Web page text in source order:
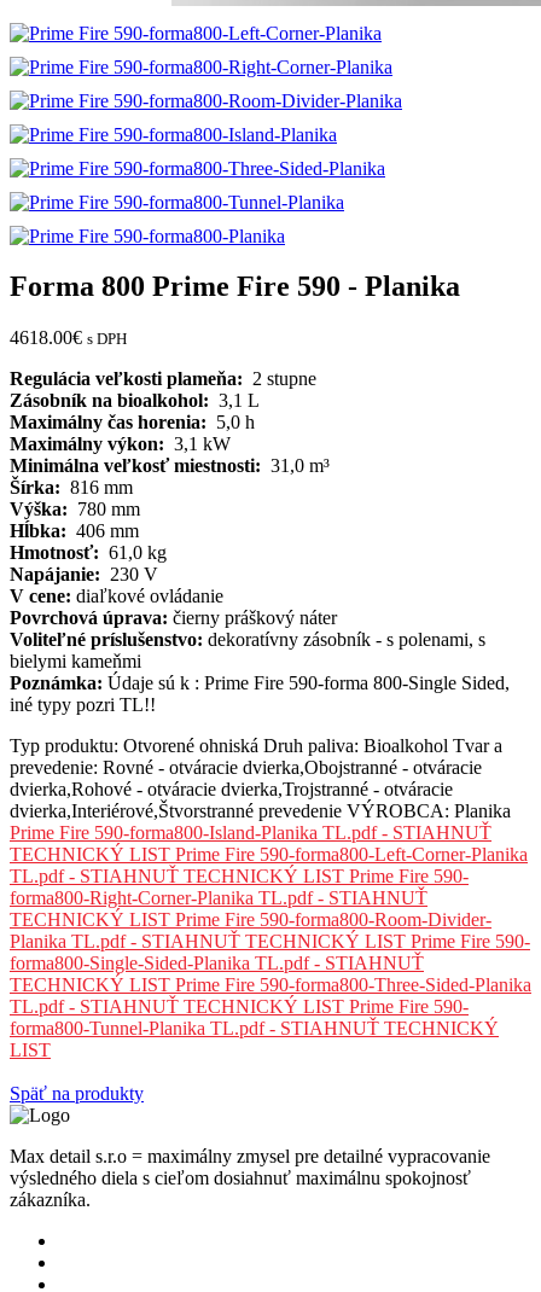
Forma 800 Prime Fire 590 - Planika
4618.00€ s DPH
Regulácia veľkosti plameňa: 2 stupne
Zásobník na bioalkohol: 3,1 L
Maximálny čas horenia: 5,0 h
Maximálny výkon: 3,1 kW
Minimálna veľkosť miestnosti: 31,0 m³
Šírka: 816 mm
Výška: 780 mm
Hĺbka: 406 mm
Hmotnosť: 61,0 kg
Napájanie: 230 V
V cene: diaľkové ovládanie
Povrchová úprava: čierny práškový náter
Voliteľné príslušenstvo: dekoratívny zásobník - s polenami, s
bielymi kameňmi
Poznámka: Údaje sú k : Prime Fire 590-forma 800-Single Sided,
iné typy pozri TL!!
Typ produktu: Otvorené ohniská Druh paliva: Bioalkohol Tvar a
prevedenie: Rovné - otváracie dvierka,Obojstranné - otváracie
dvierka,Rohové - otváracie dvierka,Trojstranné - otváracie
dvierka,Interiérové,Štvorstranné prevedenie VÝROBCA: Planika
Prime Fire 590-forma800-Island-Planika TL.pdf - STIAHNUŤ
TECHNICKÝ LIST Prime Fire 590-forma800-Left-Corner-Planika
TL.pdf - STIAHNUŤ TECHNICKÝ LIST Prime Fire 590-
forma800-Right-Corner-Planika TL.pdf - STIAHNUŤ
TECHNICKÝ LIST Prime Fire 590-forma800-Room-Divider-
Planika TL.pdf - STIAHNUŤ TECHNICKÝ LIST Prime Fire 590-
forma800-Single-Sided-Planika TL.pdf - STIAHNUŤ
TECHNICKÝ LIST Prime Fire 590-forma800-Three-Sided-Planika
TL.pdf - STIAHNUŤ TECHNICKÝ LIST Prime Fire 590-
forma800-Tunnel-Planika TL.pdf - STIAHNUŤ TECHNICKÝ
LIST
Späť na produkty
Max detail s.r.o = maximálny zmysel pre detailné vypracovanie
výsledného diela s cieľom dosiahnuť maximálnu spokojnosť
zákazníka.